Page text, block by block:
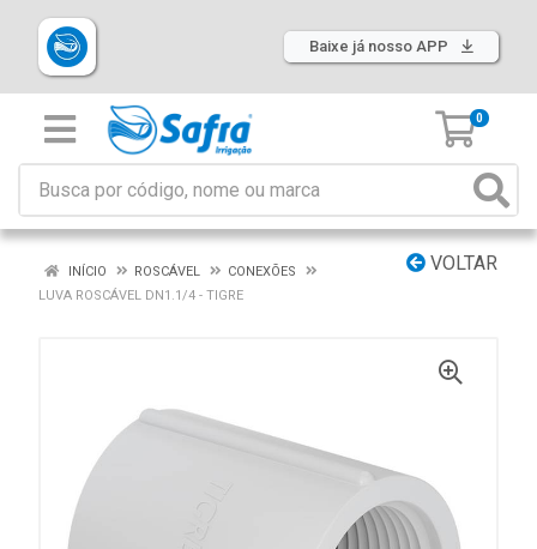
Baixe já nosso APP
0
VOLTAR
INÍCIO ROSCÁVEL
CONEXÕES
LUVA ROSCÁVEL DN1.1/4 - TIGRE